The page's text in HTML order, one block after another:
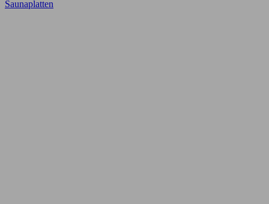
Saunaplatten